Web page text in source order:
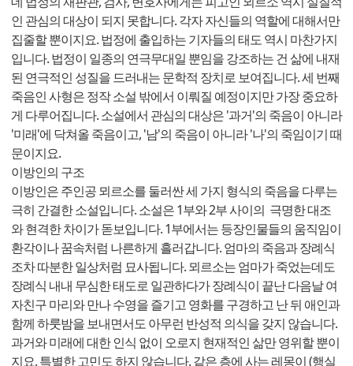
인 관심의 대상이 되지 못합니다. 각자 자신들의 역할에 대해서만
집줄할 뿐이지요. 법정에 출입하는 기자들의 태도 역시 마찬가지
입니다. 법정이 일종의 연극무대일 뿐임을 강조하는 건 삶에 내재
된 연극적인 성질을 드러내는 문학적 장치로 보여집니다. 세 번째
죽음인 사형은 정작 소설 밖에서 이뤄질 예정이지만 가장 중요하
게 다루어집니다. 소설에서 관심의 대상은 '과거'의 죽음이 아니라
'미래'에 닥쳐올 죽음이고, '남'의 죽음이 아니라 '나'의 죽임이기 때
문이지요.
이방인의 구조
이방인은 주인공 뫼르소를 둘러싼 세 가지 형식의 죽음을 다루는
극히 간결한 소설입니다. 소설은 1부와 2부 사이의 극명한 대조
와 현격한 차이가 돋보입니다. 1부에서는 등장인물들의 움직임이
환각이나 꿈속처럼 나른하게 흘러갑니다. 엄마의 죽음과 장례식
조차 따분한 일상처럼 묘사됩니다. 뫼르소는 엄마가 죽었는데도
장례식 내내 무심한 태도로 일관하다가 장례식이 끝난 다음날 여
자친구 마리와 만나 수영을 즐기고 영화를 구경하고 난 뒤 애인과
함께 하룻밤을 보내면서도 아무런 반성적 의식을 갖지 않습니다.
과거와 미래에 대한 인식 없이 오로지 현재적인 삶만 영위할 뿐이
지요. 특별한 고민도 하지 않습니다. 같은 층에 사는 레몽이 (행실